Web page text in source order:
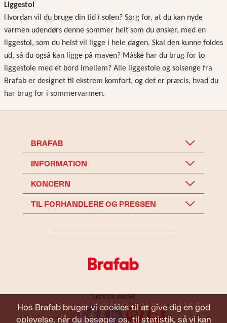
Hos Brafab bruger vi cookies til at give dig en god
oplevelse, når du besøger os, til statistik, så vi kan
Liggestol
Hvordan vil du bruge din tid i solen? Sørg for, at du kan nyde
varmen udendørs denne sommer helt som du ønsker, med en
liggestol, som du helst vil ligge i hele dagen. Skal den kunne foldes
ud, så du også kan ligge på maven? Måske har du brug for to
liggestole med et bord imellem? Alle liggestole og solsenge fra
Brafab er designet til ekstrem komfort, og det er præcis, hvad du
har brug for i sommervarmen.
BRAFAB
INFORMATION
KONCERN
TIL FORHANDLERE OG PRESSEN
Let's be social!